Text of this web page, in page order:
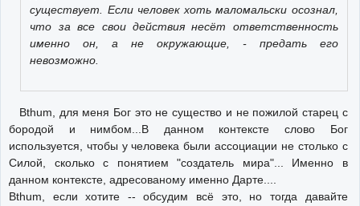
существует. Если человек хоть маломальски осознал,
что за все свои действия несёт ответственность
именно он, а не окружающие, - предать его
невозможно.
Bthum, для меня Бог это не существо и не пожилой старец с
бородой и нимбом...В данном контексте слово Бог
используется, чтобы у человека были ассоциации не столько с
Силой, сколько с понятием "создатель мира"... Именно в
данном контексте, адресованому именно Дарте....
Bthum, если хотите -- обсудим всё это, но тогда давайте